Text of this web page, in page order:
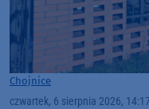
Chojnice
czwartek, 6 sierpnia 2026, 14:17